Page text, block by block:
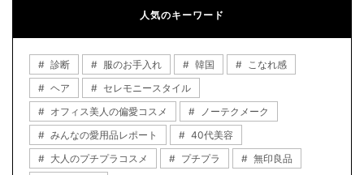
人気のキーワード
診断 服のお手入れ 韓国
こなれ感
ヘア
セレモニースタイル
オフィス美人の偏愛コスメ
ノーテクメーク
みんなの愛用品レポート
40代美容
大人のプチプラコスメ
プチプラ
無印良品